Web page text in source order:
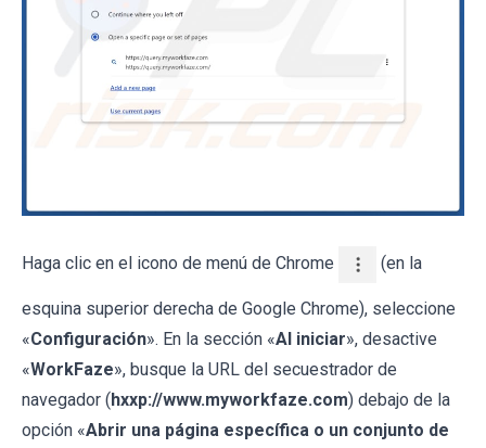
Haga clic en el icono de menú de Chrome (en la
esquina superior derecha de Google Chrome), seleccione
«Configuración». En la sección «Al iniciar», desactive
«WorkFaze», busque la URL del secuestrador de
navegador (hxxp://www.myworkfaze.com) debajo de la
opción «Abrir una página específica o un conjunto de